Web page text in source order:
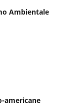
Ambientale
americane